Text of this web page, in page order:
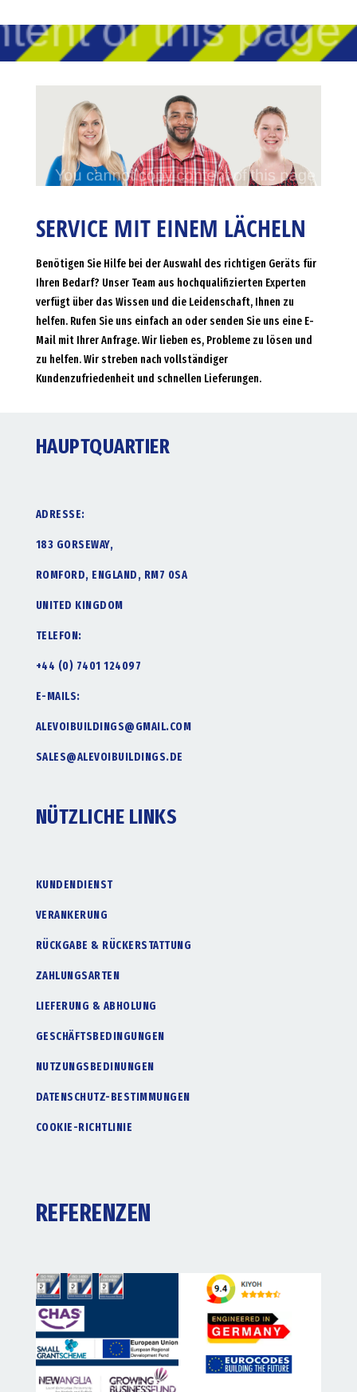
SERVICE MIT EINEM LÄCHELN
Benötigen Sie Hilfe bei der Auswahl des richtigen Geräts für
Ihren Bedarf? Unser Team aus hochqualifizierten Experten
verfügt über das Wissen und die Leidenschaft, Ihnen zu
helfen. Rufen Sie uns einfach an oder senden Sie uns eine E-
Mail mit Ihrer Anfrage. Wir lieben es, Probleme zu lösen und
zu helfen. Wir streben nach vollständiger
Kundenzufriedenheit und schnellen Lieferungen.
HAUPTQUARTIER
ADRESSE:
183 GORSEWAY,
ROMFORD, ENGLAND, RM7 0SA
UNITED KINGDOM
TELEFON:
+44 (0) 7401 124097
E-MAILS:
ALEVOIBUILDINGS@GMAIL.COM
SALES@ALEVOIBUILDINGS.DE
NÜTZLICHE LINKS
KUNDENDIENST
VERANKERUNG
RÜCKGABE & RÜCKERSTATTUNG
ZAHLUNGSARTEN
LIEFERUNG & ABHOLUNG
GESCHÄFTSBEDINGUNGEN
NUTZUNGSBEDINUNGEN
DATENSCHUTZ-BESTIMMUNGEN
COOKIE-RICHTLINIE
REFERENZEN